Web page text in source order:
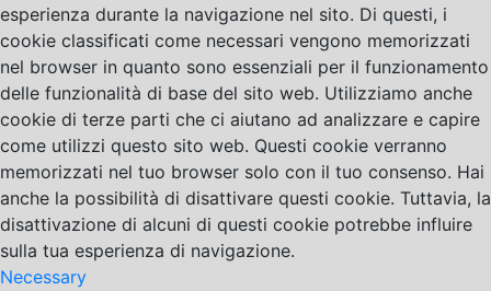
esperienza durante la navigazione nel sito. Di questi, i
cookie classificati come necessari vengono memorizzati
nel browser in quanto sono essenziali per il funzionamento
delle funzionalità di base del sito web. Utilizziamo anche
cookie di terze parti che ci aiutano ad analizzare e capire
come utilizzi questo sito web. Questi cookie verranno
memorizzati nel tuo browser solo con il tuo consenso. Hai
anche la possibilità di disattivare questi cookie. Tuttavia, la
disattivazione di alcuni di questi cookie potrebbe influire
sulla tua esperienza di navigazione.
Necessary